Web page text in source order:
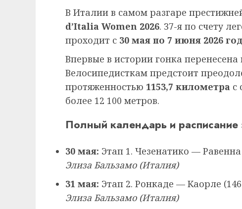
В Италии в самом разгаре
d’Italia Women 2026. 37-я по счету
проходит с 30 мая по 7 июня 2026
Впервые в истории гонка
Велосипедисткам предстоит
протяженностью 1153,7 километра с
более 12 100 метров.
Полный календарь и расписание
30 мая: Этап 1. Чезенатико —
Элиза Бальзамо (Италия)
31 мая: Этап 2. Ронкаде — Каорле
Элиза Бальзамо (Италия)